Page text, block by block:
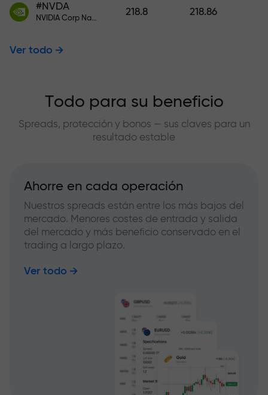
#NVDA
NVIDIA Corp Nasdaq Stock Exchange (Nasdaq) USD
218.8 218.86
Ver todo
Todo para su beneficio
Spreads, protección y bonos — sus claves para un
resultado estable
Ahorre en cada operación
Nuestros spreads están entre los más bajos del
mercado. Menores costes de entrada y salida
del mercado y más beneficio conservado en el
trading a largo plazo.
Ver todo